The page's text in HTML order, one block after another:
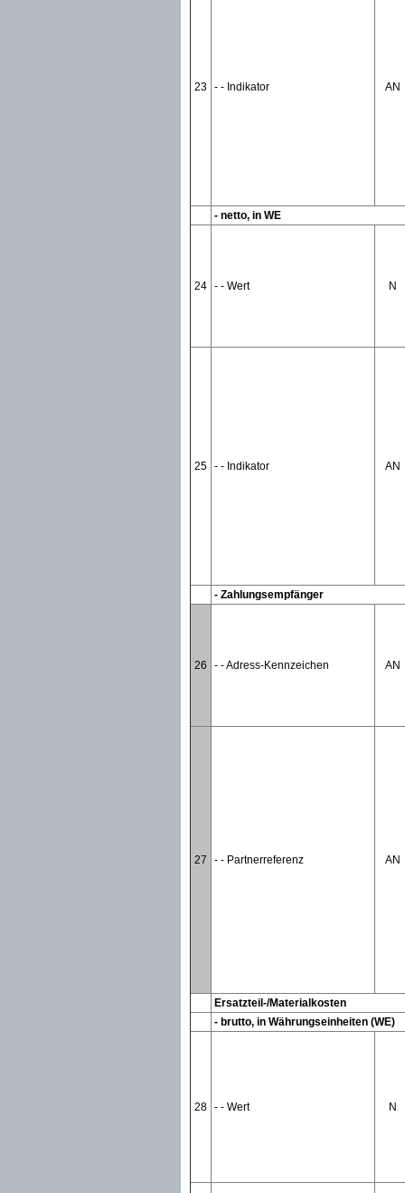
23 - - Indikator AN
- netto, in WE
24 - - Wert N
25 - - Indikator AN
- Zahlungsempfänger
26 - - Adress-Kennzeichen AN
27 - - Partnerreferenz AN
Ersatzteil-/Materialkosten
- brutto, in Währungseinheiten (WE)
28 - - Wert N